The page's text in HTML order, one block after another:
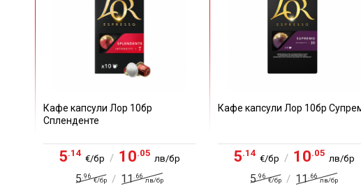
Кафе капсули Лор 10бр
Спленденте
5.14
€/бр / 10.05
лв/бр
5 .96
€/бр / 11 .66
лв/бр
Кафе капсули Лор 10бр
5.14
€/бр / 10.05
лв/бр
5 .96
€/бр / 11 .66
лв/бр